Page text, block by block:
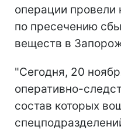
операции
по пресечению
веществ в
"Сегодня, 20
оперативно-
состав которых